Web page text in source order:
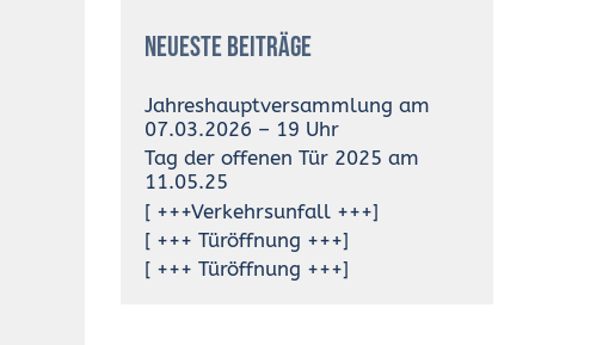
Neueste Beiträge
Jahreshauptversammlung am
07.03.2026 – 19 Uhr
Tag der offenen Tür 2025 am
11.05.25
[ +++Verkehrsunfall +++]
[ +++ Türöffnung +++]
[ +++ Türöffnung +++]